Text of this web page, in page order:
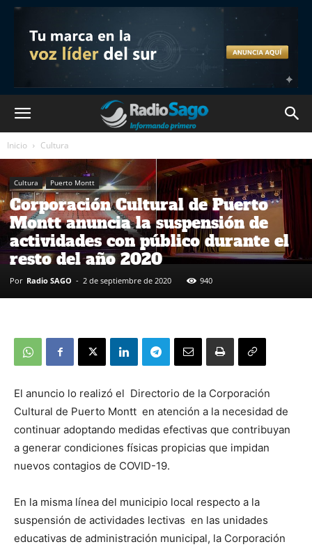
Inicio Cultura
Cultura Puerto Montt
Corporación Cultural de Puerto
Montt anuncia la suspensión de
actividades con público durante el
resto del año 2020
Por Radio SAGO - 2 de septiembre de 2020 940
El anuncio lo realizó el Directorio de la Corporación
Cultural de Puerto Montt en atención a la necesidad de
continuar adoptando medidas efectivas que contribuyan
a generar condiciones físicas propicias que impidan
nuevos contagios de COVID-19.
En la misma línea del municipio local respecto a la
suspensión de actividades lectivas en las unidades
educativas de administración municipal, la Corporación